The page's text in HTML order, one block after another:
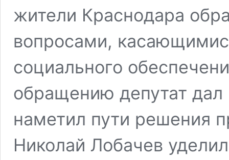
жители Краснодара
вопросами,
социального
обращению депутат
наметил пути решения
Николай Лобачев